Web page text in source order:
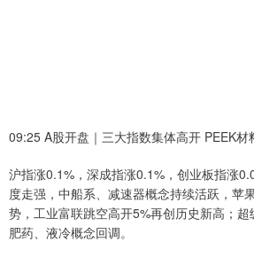
09:25 A股开盘｜三大指数集体高开 PEEK材
沪指涨0.1%，深成指涨0.1%，创业板指涨
度走强，中船系、减速器概念持续活跃，苹
势，工业富联跳空高开5%再创历史新高；
肥药、液冷概念回调。